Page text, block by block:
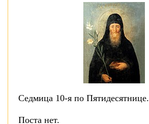
Седмица 10-я по Пятидесятнице.
Поста нет.